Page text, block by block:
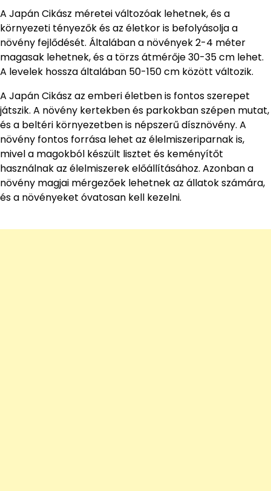
A Japán Cikász méretei változóak lehetnek, és a
környezeti tényezők és az életkor is befolyásolja a
növény fejlődését. Általában a növények 2-4 méter
magasak lehetnek, és a törzs átmérője 30-35 cm lehet.
A levelek hossza általában 50-150 cm között változik.
A Japán Cikász az emberi életben is fontos szerepet
játszik. A növény kertekben és parkokban szépen mutat,
és a beltéri környezetben is népszerű dísznövény. A
növény fontos forrása lehet az élelmiszeriparnak is,
mivel a magokból készült lisztet és keményítőt
használnak az élelmiszerek előállításához. Azonban a
növény magjai mérgezőek lehetnek az állatok számára,
és a növényeket óvatosan kell kezelni.